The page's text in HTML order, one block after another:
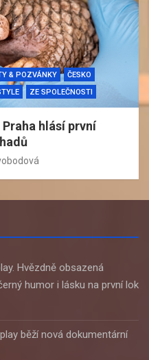
& POZVÁNKY
ČESKO
ZE SPOLEČNOSTI
hlásí první
Hvězdně obsazená
humor i lásku na první lok
běží nová dokumentární